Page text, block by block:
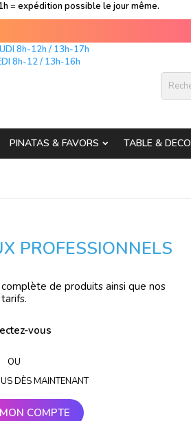
= expédition possible le jour même.
8h-12h / 13h-17h
8h-12 / 13h-16h
PINATAS & FAVORS TABLE & DECO
PROFESSIONNELS
de produits ainsi que nos
tarifs.
vous
OU
DÈS MAINTENANT
COMPTE